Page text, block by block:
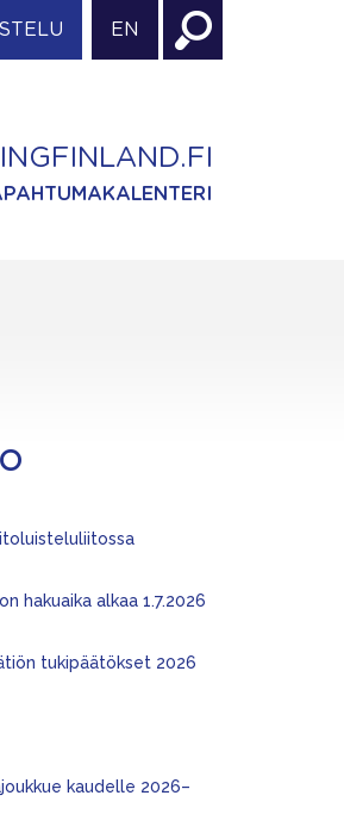
EN
hakuaika alkaa 1.7.2026
tukipäätökset 2026
kaudelle 2026–